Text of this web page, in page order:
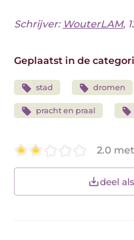
Schrijver: WouterLAM,
Geplaatst in de
stad dromen
pracht en praal
2.0
deel